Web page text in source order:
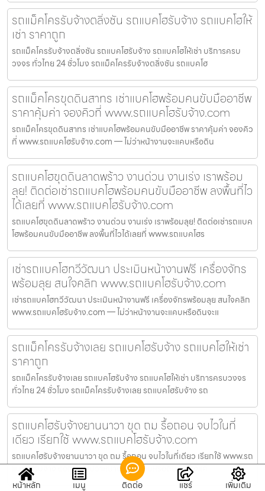
รถแม็คโครรับจ้างตลิ่งชัน รถแบคโฮรับจ้าง รถแบคโฮให้
เช่า ราคาถูก
รถแม็คโครรับจ้างตลิ่งชัน รถแบคโฮรับจ้าง รถแบคโฮให้เช่า บริการครบ
วงจร ทั่วไทย 24 ชั่วโมง รถแม็คโครรับจ้างตลิ่งชัน รถแบคโฮ
รถแม็คโครขุดดินสาทร เช่าแบคโฮพร้อมคนขับมืออาชีพ
ราคาคุ้มค่า จองคิวที่ www.รถแบคโฮรับจ้าง.com
รถแม็คโครขุดดินสาทร เช่าแบคโฮพร้อมคนขับมืออาชีพ ราคาคุ้มค่า จองคิว
ที่ www.รถแบคโฮรับจ้าง.com — ไม่ว่าหน้างานจะแคบหรือดิน
รถแบคโฮขุดดินลาดพร้าว งานด่วน งานเร่ง เราพร้อม
ลุย! ติดต่อเช่ารถแบคโฮพร้อมคนขับมืออาชีพ ลงพื้นที่ไว
ได้เลยที่ www.รถแบคโฮรับจ้าง.com
รถแบคโฮขุดดินลาดพร้าว งานด่วน งานเร่ง เราพร้อมลุย! ติดต่อเช่ารถแบค
โฮพร้อมคนขับมืออาชีพ ลงพื้นที่ไวได้เลยที่ www.รถแบคโฮร
เช่ารถแบคโฮทวีวัฒนา ประเมินหน้างานฟรี เครื่องจักร
พร้อมลุย สนใจคลิก www.รถแบคโฮรับจ้าง.com
เช่ารถแบคโฮทวีวัฒนา ประเมินหน้างานฟรี เครื่องจักรพร้อมลุย สนใจคลิก
www.รถแบคโฮรับจ้าง.com — ไม่ว่าหน้างานจะแคบหรือดินจะแ
รถแม็คโครรับจ้างเลย รถแบคโฮรับจ้าง รถแบคโฮให้เช่า
ราคาถูก
รถแม็คโครรับจ้างเลย รถแบคโฮรับจ้าง รถแบคโฮให้เช่า บริการครบวงจร
ทั่วไทย 24 ชั่วโมง รถแม็คโครรับจ้างเลย รถแบคโฮรับจ้าง รถ
รถแบคโฮรับจ้างยานนาวา ขุด ถม รื้อถอน จบไวในที่
เดียว เรียกใช้ www.รถแบคโฮรับจ้าง.com
รถแบคโฮรับจ้างยานนาวา ขุด ถม รื้อถอน จบไวในที่เดียว เรียกใช้ www.รถ
แบคโฮรับจ้าง.com — ไม่ว่าหน้างานจะแคบหรือดินจะแข็งแค่
หน้าหลัก
เมนู ติดต่อ แชร์ เพิ่มเติม